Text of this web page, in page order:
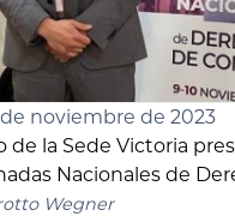
noviembre de 2023
de la Sede Victoria
Nacionales de
Wegner